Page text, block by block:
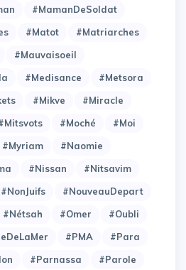
#MamanDeSoldat
#Matot
#Matriarches
#Mauvaisoeil
#Medisance
#Metsora
#Mikve
#Miracle
#Moché
#Moi
#Myriam
#Naomie
#Nissan
#Nitsavim
#NonJuifs
#NouveauDepart
#Nétsah #Omer
#Oubli
#PMA
#Para
#Parnassa
#Parole